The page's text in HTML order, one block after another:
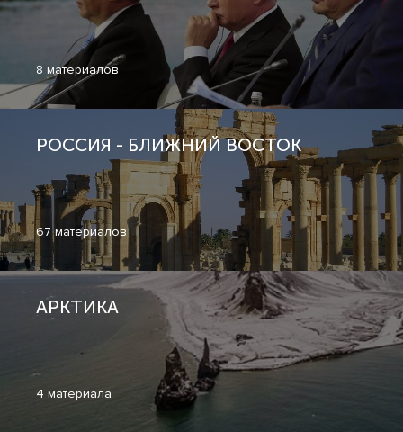
8 материалов
РОССИЯ - БЛИЖНИЙ ВОСТОК
67 материалов
АРКТИКА
4 материала